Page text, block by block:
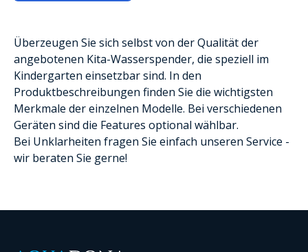
Überzeugen Sie sich selbst von der Qualität der
angebotenen Kita-Wasserspender, die speziell im
Kindergarten einsetzbar sind. In den
Produktbeschreibungen finden Sie die wichtigsten
Merkmale der einzelnen Modelle. Bei verschiedenen
Geräten sind die Features optional wählbar.
Bei Unklarheiten fragen Sie einfach unseren Service -
wir beraten Sie gerne!